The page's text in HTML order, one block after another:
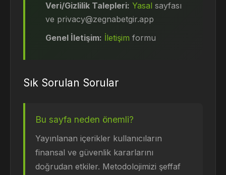
Veri/Gizlilik Talepleri: Yasal sayfası
ve privacy@zegnabetgir.app
Genel İletişim: İletişim formu
Sık Sorulan Sorular
Bu sayfa neden önemli?
Yayınlanan içerikler kullanıcıların
finansal ve güvenlik kararlarını
doğrudan etkiler. Metodolojimizi şeffaf